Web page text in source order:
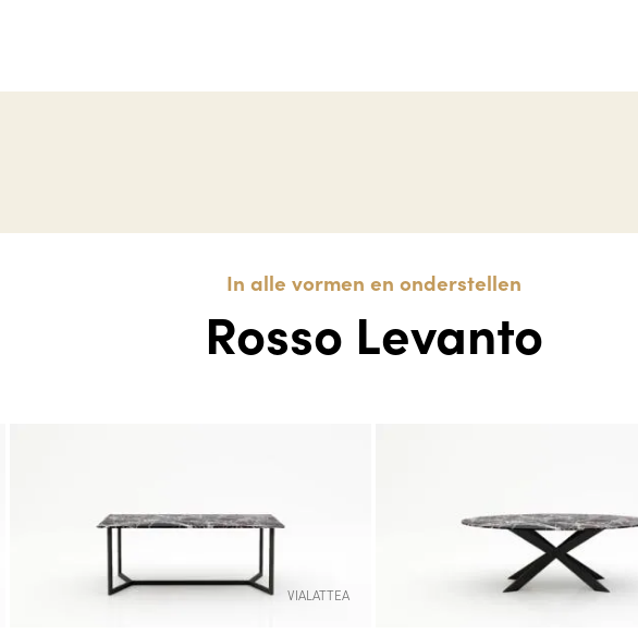
In alle vormen en onderstellen
Rosso Levanto
VIALATTEA